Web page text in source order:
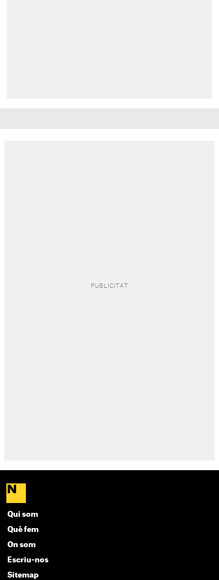
Qui som
Què fem
On som
Escriu-nos
Sitemap